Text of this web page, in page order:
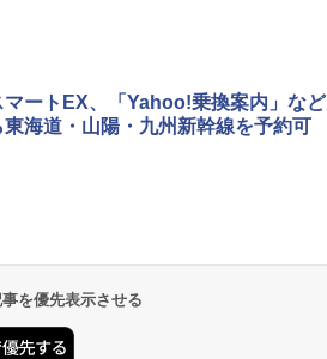
ートEX、「Yahoo!乗換案内」など
海道・山陽・九州新幹線を予約可
を優先表示させる